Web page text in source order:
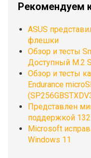
Рекомендуем
ASUS
флешки
Обзор и тесты
Доступный М.2
Обзор и тесты
Endurance
Представлен
поддержкой
Microsoft
Windows 11